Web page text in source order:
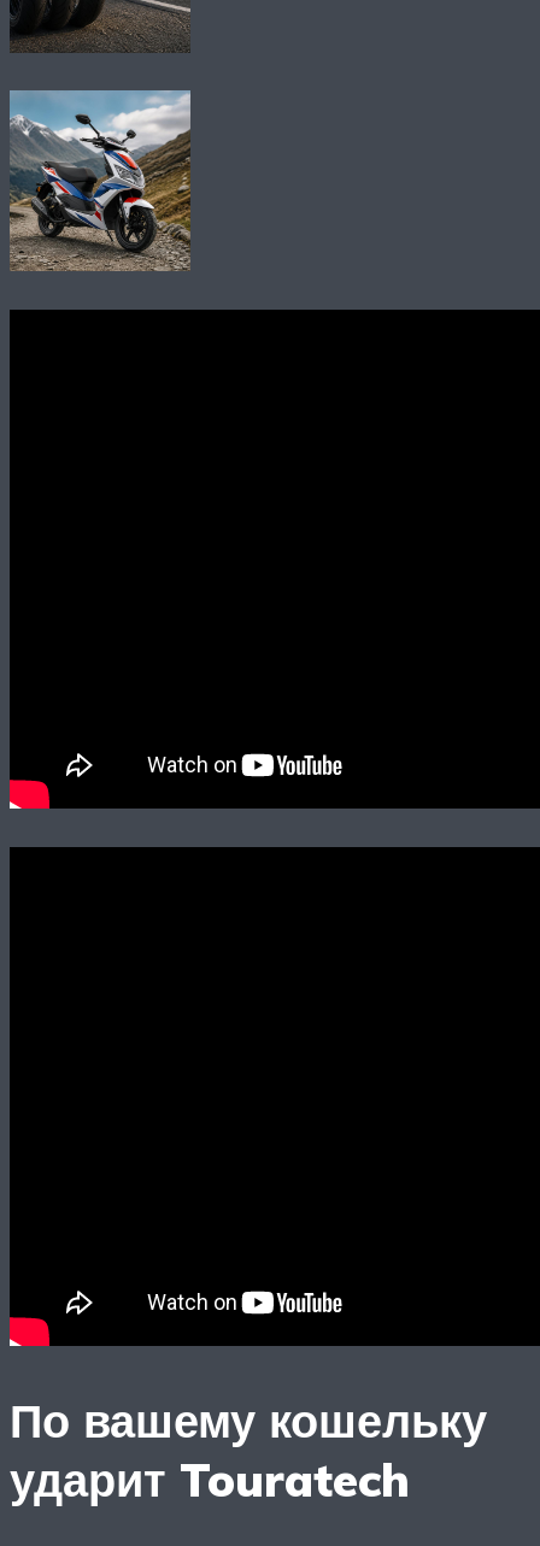
По вашему кошельку
ударит Touratech